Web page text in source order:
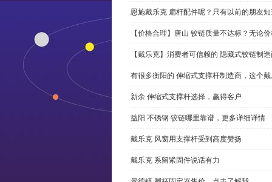
恩施戴乐克 扁杆配件呢？只有以前的朋友
【价格合理】唐山 铰链质量不达标？无论
【戴乐克】消费者可信赖的 隐藏式铰链制
有很多衡阳的 伸缩式支撑杆制造商，这个
新余 伸缩式支撑杆选择，赢得客户
益阳 不锈钢 铰链哪里靠谱，更多详细详情
戴乐克 风窗用支撑杆受到高度赞扬
戴乐克 系留紧固件说话有力